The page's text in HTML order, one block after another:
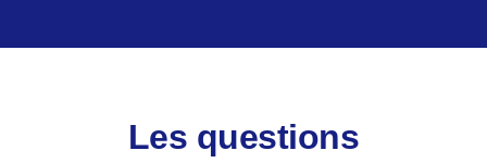
Les questions